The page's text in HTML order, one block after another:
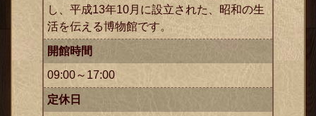
し、平成13年10月に設立された、昭和の生
活を伝える博物館です。
開館時間
09:00～17:00
定休日